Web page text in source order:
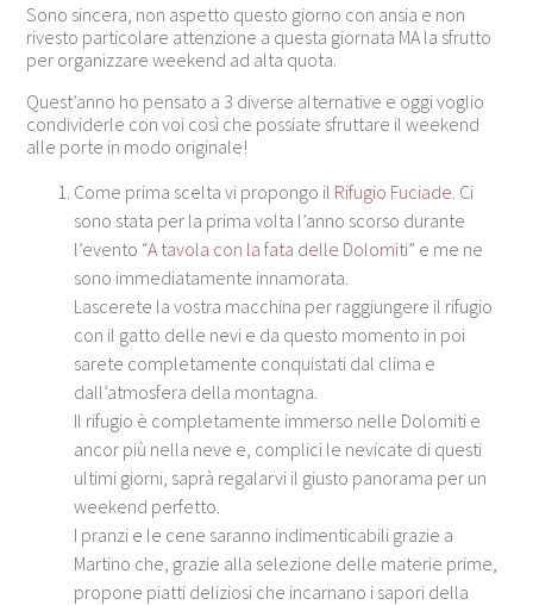
Sono sincera, non aspetto questo giorno con ansia e non
rivesto particolare attenzione a questa giornata MA la sfrutto
per organizzare weekend ad alta quota.
Quest’anno ho pensato a 3 diverse alternative e oggi voglio
condividerle con voi così che possiate sfruttare il weekend
alle porte in modo originale!
Come prima scelta vi propongo il Rifugio Fuciade . Ci
sono stata per la prima volta l’anno scorso durante
l’evento “A tavola con la fata delle Dolomiti” e me ne
sono immediatamente innamorata.
Lascerete la vostra macchina per raggiungere il rifugio
con il gatto delle nevi e da questo momento in poi
sarete completamente conquistati dal clima e
dall’atmosfera della montagna.
Il rifugio è completamente immerso nelle Dolomiti e
ancor più nella neve e, complici le nevicate di questi
ultimi giorni, saprà regalarvi il giusto panorama per un
weekend perfetto.
I pranzi e le cene saranno indimenticabili grazie a
Martino che, grazie alla selezione delle materie prime,
propone piatti deliziosi che incarnano i sapori della